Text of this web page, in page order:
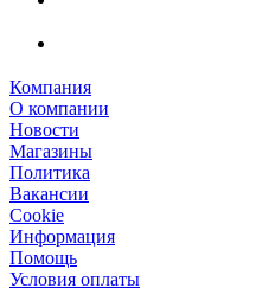
Компания
О компании
Новости
Магазины
Политика
Вакансии
Сookie
Информация
Помощь
Условия оплаты